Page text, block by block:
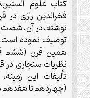
فخرالدين رازى
نوشته، در آن، شصت
توصيف نموده
همين قرن (ششم
نظريات سنجارى
تأليفات اين
(چهاردهم تا هفدهم